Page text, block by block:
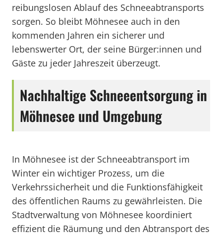
reibungslosen Ablauf des Schneeabtransports
sorgen. So bleibt Möhnesee auch in den
kommenden Jahren ein sicherer und
lebenswerter Ort, der seine Bürger:innen und
Gäste zu jeder Jahreszeit überzeugt.
Nachhaltige Schneeentsorgung in
Möhnesee und Umgebung
In Möhnesee ist der Schneeabtransport im
Winter ein wichtiger Prozess, um die
Verkehrssicherheit und die Funktionsfähigkeit
des öffentlichen Raums zu gewährleisten. Die
Stadtverwaltung von Möhnesee koordiniert
effizient die Räumung und den Abtransport des